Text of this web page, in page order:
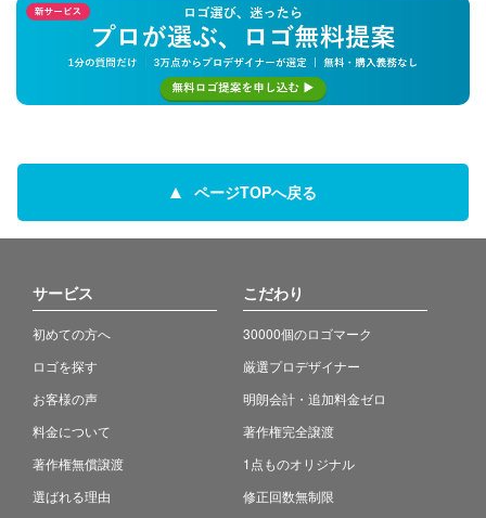
ページTOPへ戻る
サービス
初めての方へ
ロゴを探す
お客様の声
料金について
著作権無償譲渡
選ばれる理由
こだわり
30000個のロゴマーク
厳選プロデザイナー
明朗会計・追加料金ゼロ
著作権完全譲渡
1点ものオリジナル
修正回数無制限